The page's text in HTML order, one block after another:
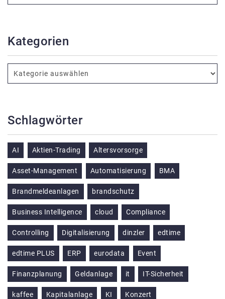
Kategorien
Schlagwörter
AI Aktien-Trading Altersvorsorge
Asset-Management Automatisierung BMA
Brandmeldeanlagen brandschutz
Business Intelligence cloud Compliance
Controlling Digitalisierung dinzler edtime
edtime PLUS ERP eurodata Event
Finanzplanung Geldanlage it IT-Sicherheit
kaffee Kapitalanlage KI Konzert